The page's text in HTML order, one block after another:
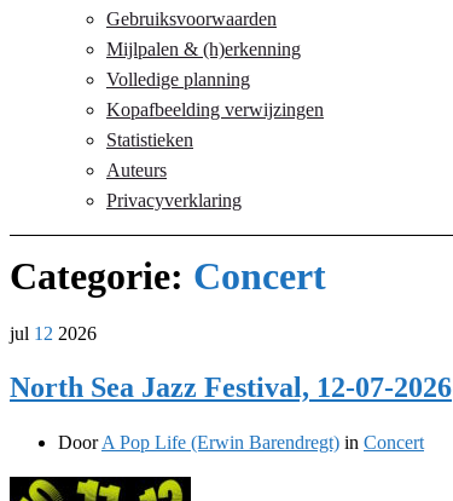
Gebruiksvoorwaarden
Mijlpalen & (h)erkenning
Volledige planning
Kopafbeelding verwijzingen
Statistieken
Auteurs
Privacyverklaring
Categorie: Concert
jul 12 2026
North Sea Jazz Festival, 12-07-2026
DoorA Pop Life (Erwin Barendregt) in Concert